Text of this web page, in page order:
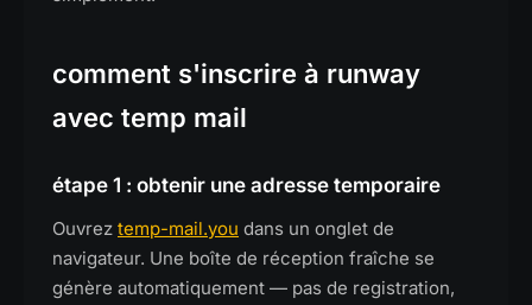
comment s'inscrire à runway
avec temp mail
étape 1 : obtenir une adresse temporaire
Ouvrez temp-mail.you dans un onglet de
navigateur. Une boîte de réception fraîche se
génère automatiquement — pas de registration,